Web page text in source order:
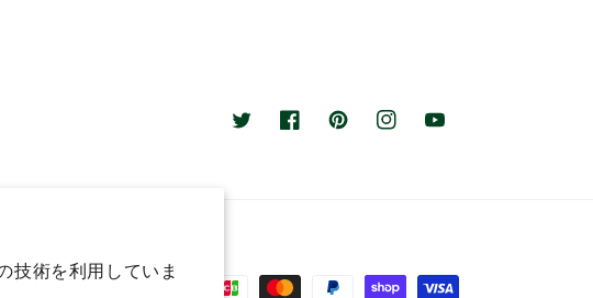
技術を利用していま
TwitterFacebookPinterestInstagramYouTube
決